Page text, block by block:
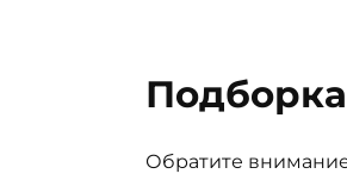
Обратите